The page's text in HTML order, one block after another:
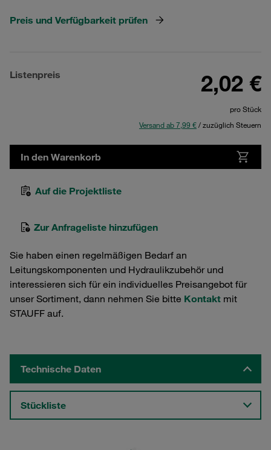
Preis und Verfügbarkeit prüfen
Listenpreis 2,02 €
pro Stück
Versand ab 7,99 €/ zuzüglich Steuern
In den Warenkorb
Auf die Projektliste
Zur Anfrageliste hinzufügen
Sie haben einen regelmäßigen Bedarf an
Leitungskomponenten und Hydraulikzubehör und
interessieren sich für ein individuelles Preisangebot für
unser Sortiment, dann nehmen Sie bitte Kontakt mit
STAUFF auf.
Technische Daten
Stückliste